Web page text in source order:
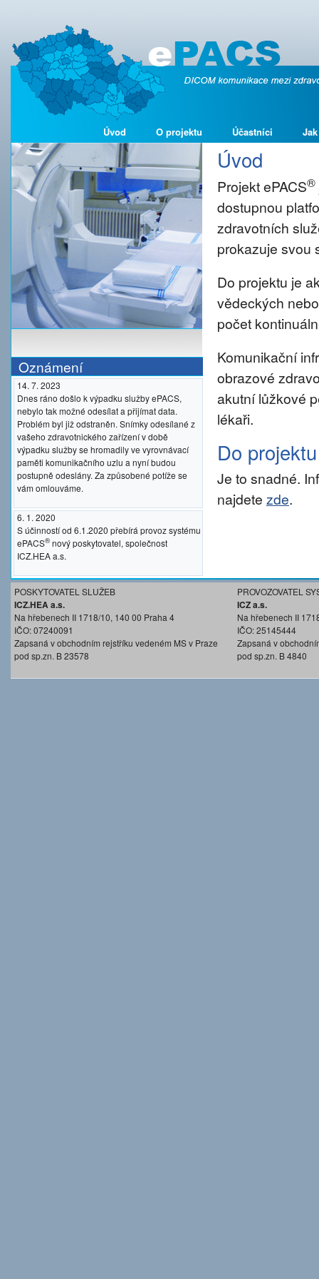
Úvod O projektu Účastníci
Oznámení
14. 7. 2023
Dnes ráno došlo k výpadku služby ePACS,
nebylo tak možné odesílat a přijímat data.
Problém byl již odstraněn. Snímky odesílané z
vašeho zdravotnického zařízení v době
výpadku služby se hromadily ve vyrovnávací
paměti komunikačního uzlu a nyní budou
postupně odeslány. Za způsobené potíže se
vám omlouváme.
6. 1. 2020
S účinností od 6.1.2020 přebírá provoz systému
ePACS®nový poskytovatel, společnost
ICZ.HEA a.s.
Úvod
Projekt ePACS®
dostupnou
zdravotních
prokazuje svou
Do projektu je
vědeckých
počet
Komunikační
obrazové
akutní lůžkové
lékaři.
Do
Je to snadné.
najdete zde.
POSKYTOVATEL SLUŽEB
ICZ.HEA a.s.
Na hřebenech II 1718/10, 140 00 Praha 4
IČO: 07240091
Zapsaná v obchodním rejstříku vedeném MS v Praze
pod sp.zn. B 23578
PROVOZOVATEL
ICZ a.s.
Na hřebenech II
IČO: 25145444
Zapsaná v
pod sp.zn. B 4840